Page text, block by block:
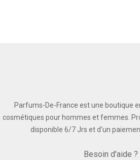
Parfums-De-France est une boutique
cosmétiques pour hommes et femmes.
disponible 6/7 Jrs et d'un
Besoin d'aide ?